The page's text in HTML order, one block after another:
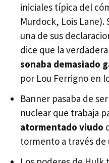
iniciales típica del
Murdock, Lois Lane).
una de sus
dice que la
sonaba demasiado
por Lou Ferrigno en
Banner pasaba de
nuclear que trabaja
atormentado viudo
tormento a través de